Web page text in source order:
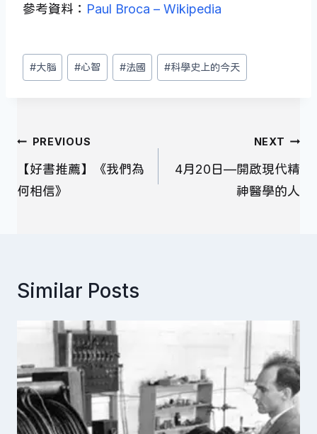
參考資料： Paul Broca – Wikipedia
Post
Tags:
#大腦 #心智 #法國 #科學史上的今天
文
章
導
PREVIOUS
【好書推薦】《我們為
何相信》
NEXT
4月20日—開啟現代精
神醫學的人
Similar Posts